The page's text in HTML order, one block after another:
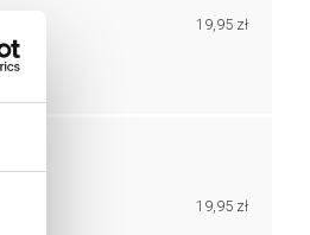
19,95 zł
19,95 zł